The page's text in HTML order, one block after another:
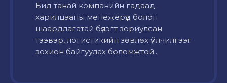
Бид танай компанийн гадаад
харилцааны менежерүүд болон
шаардлагатай бүлэгт зориулсан
тээвэр, логистикийн зөвлөх үйлчилгээг
зохион байгуулах боломжтой...